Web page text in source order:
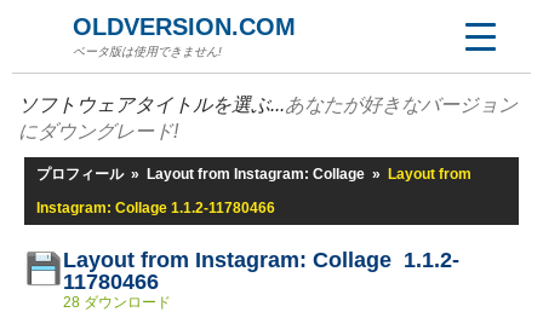
OLDVERSION.COM
ベータ版は使用できません!
ソフトウェアタイトルを選ぶ...あなたが好きなバージョン
にダウングレード!
プロフィール » Layout from Instagram: Collage »
Layout from
Instagram: Collage 1.1.2-11780466
Layout from Instagram: Collage 1.1.2-
11780466
28 ダウンロード